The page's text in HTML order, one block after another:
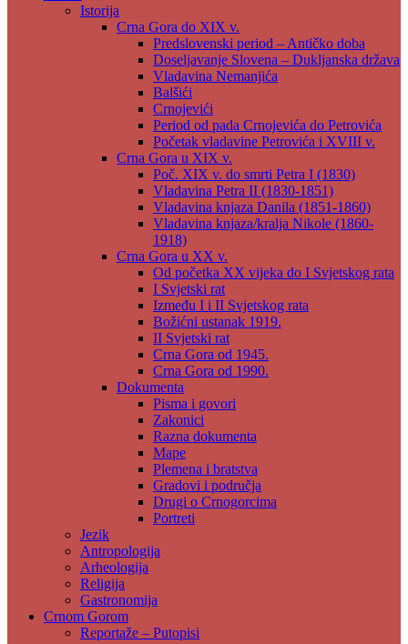
Istorija
Crna Gora do XIX v.
Predslovenski period – Antičko doba
Doseljavanje Slovena – Dukljanska država
Vladavina Nemanjića
Balšići
Crnojevići
Period od pada Crnojevića do Petrovića
Početak vladavine Petrovića i XVIII v.
Crna Gora u XIX v.
Poč. XIX v. do smrti Petra I (1830)
Vladavina Petra II (1830-1851)
Vladavina knjaza Danila (1851-1860)
Vladavina knjaza/kralja Nikole (1860-
1918)
Crna Gora u XX v.
Od početka XX vijeka do I Svjetskog rata
I Svjetski rat
Između I i II Svjetskog rata
Božićni ustanak 1919.
II Svjetski rat
Crna Gora od 1945.
Crna Gora od 1990.
Dokumenta
Pisma i govori
Zakonici
Razna dokumenta
Mape
Plemena i bratstva
Gradovi i područja
Drugi o Crnogorcima
Portreti
Jezik
Antropologija
Arheologija
Religija
Gastronomija
Crnom Gorom
Reportaže – Putopisi